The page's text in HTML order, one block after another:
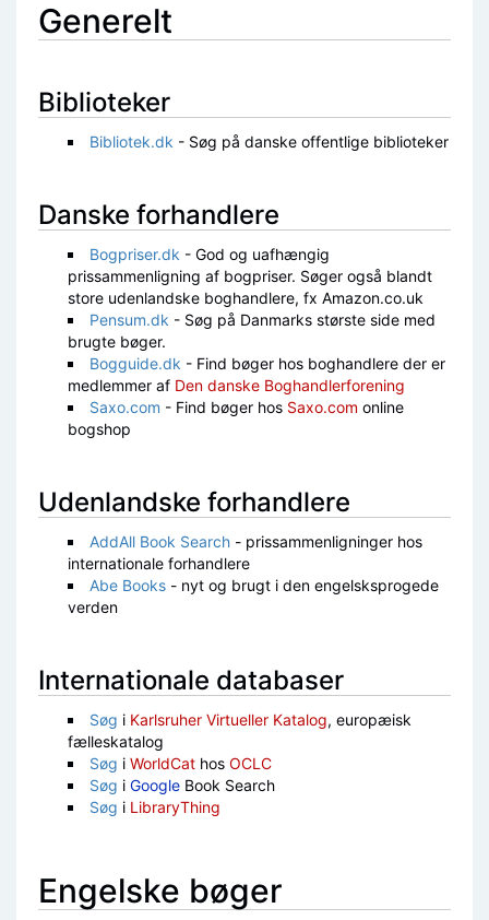
Generelt
Biblioteker
Bibliotek.dk - Søg på danske offentlige biblioteker
Danske forhandlere
Bogpriser.dk - God og uafhængig
prissammenligning af bogpriser. Søger også blandt
store udenlandske boghandlere, fx Amazon.co.uk
Pensum.dk - Søg på Danmarks største side med
brugte bøger.
Bogguide.dk - Find bøger hos boghandlere der er
medlemmer af Den danske Boghandlerforening
Saxo.com - Find bøger hos Saxo.com online
bogshop
Udenlandske forhandlere
AddAll Book Search- prissammenligninger hos
internationale forhandlere
Abe Books- nyt og brugt i den engelsksprogede
verden
Internationale databaser
Søg i Karlsruher Virtueller Katalog, europæisk
fælleskatalog
Søg i WorldCathos OCLC
Søg i GoogleBook Search
Søg i LibraryThing
Engelske bøger